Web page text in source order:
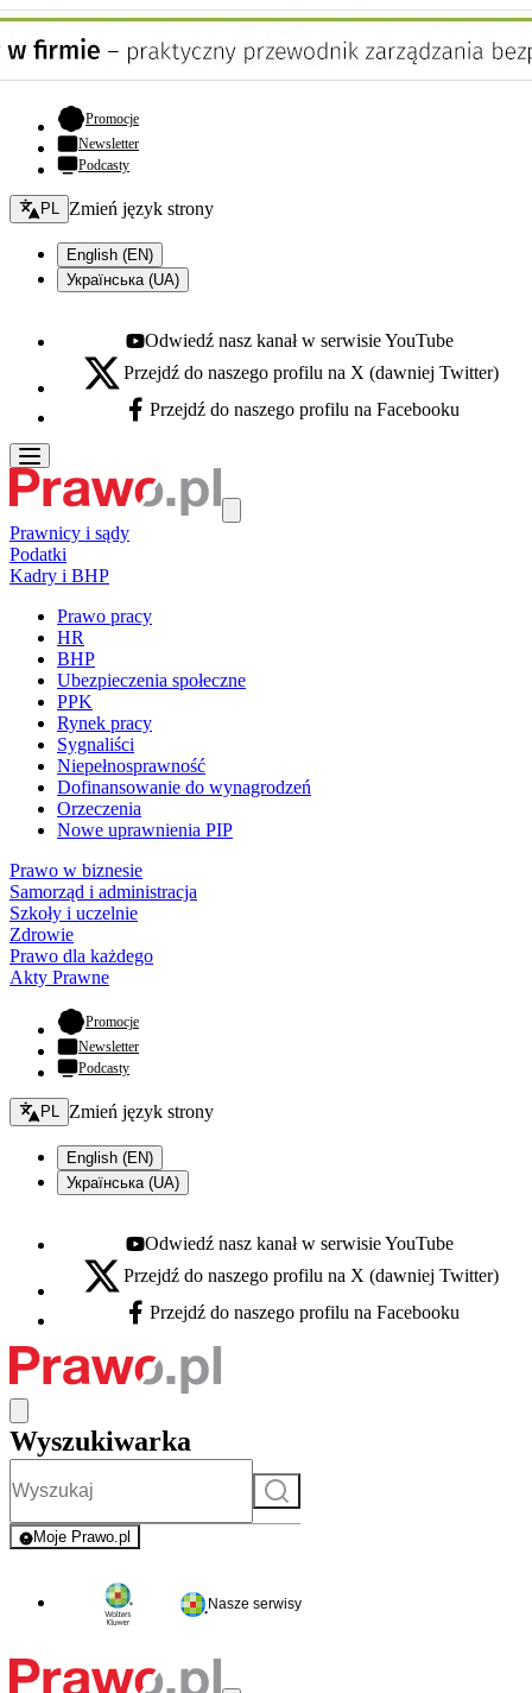
Promocje- otwiera się w nowej karcie
Newsletter
Podcasty
Zmień język - bieżący:
PL Zmień język strony
English (EN)
Українська (UA)
Youtube - otwiera się w nowej karcie
Odwiedź nasz kanał w serwisie YouTube
X - otwiera się w nowej karcie
Przejdź do naszego profilu na X (dawniej Twitter)
Facebook - otwiera się w nowej karcie
Przejdź do naszego profilu na Facebooku
Prawnicy i sądy
Podatki
Kadry i BHP
Prawo pracy
HR
BHP
Ubezpieczenia społeczne
PPK
Rynek pracy
Sygnaliści
Niepełnosprawność
Dofinansowanie do wynagrodzeń
Orzeczenia
Nowe uprawnienia PIP
Prawo w biznesie
Samorząd i administracja
Szkoły i uczelnie
Zdrowie
Prawo dla każdego
Akty Prawne
Promocje- otwiera się w nowej karcie
Newsletter
Podcasty
Zmień język - bieżący:
PL Zmień język strony
English (EN)
Українська (UA)
Youtube - otwiera się w nowej karcie
Odwiedź nasz kanał w serwisie YouTube
X - otwiera się w nowej karcie
Przejdź do naszego profilu na X (dawniej Twitter)
Facebook - otwiera się w nowej karcie
Przejdź do naszego profilu na Facebooku
Wyszukiwarka
Szukaj
Moje Prawo.pl
- rejestracja i logowanie do serwisu
Nasze serwisy